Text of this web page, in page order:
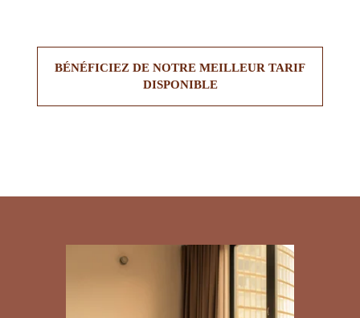
BÉNÉFICIEZ DE NOTRE MEILLEUR TARIF
DISPONIBLE